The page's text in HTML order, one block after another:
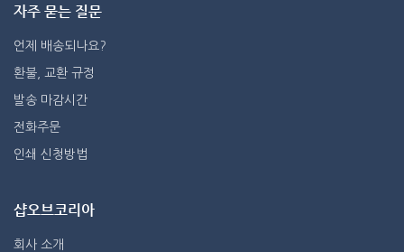
자주 묻는 질문
언제 배송되나요?
환불, 교환 규정
발송 마감시간
전화주문
인쇄 신청방법
샵오브코리아
회사 소개